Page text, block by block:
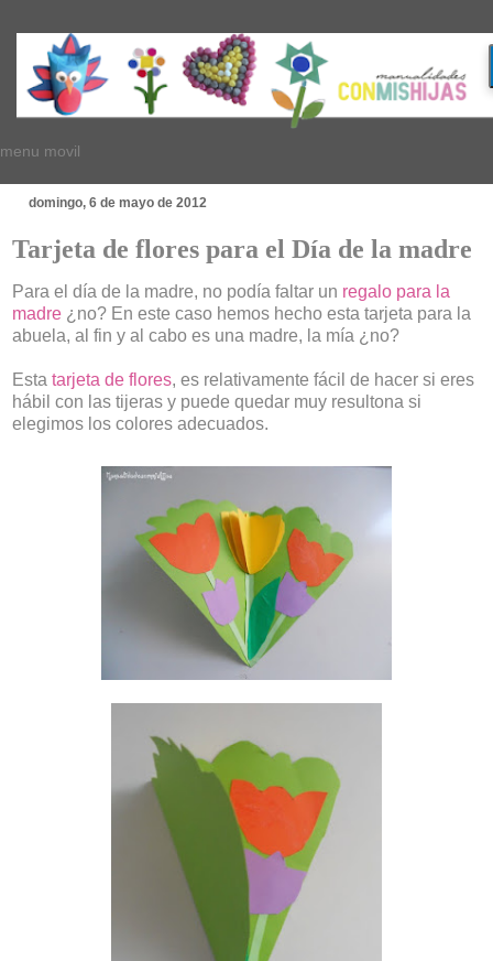
menu movil
domingo, 6 de mayo de 2012
Tarjeta de flores para el Día de la madre
Para el día de la madre, no podía faltar un regalo para la
madre ¿no? En este caso hemos hecho esta tarjeta para la
abuela, al fin y al cabo es una madre, la mía ¿no?
Esta tarjeta de flores, es relativamente fácil de hacer si eres
hábil con las tijeras y puede quedar muy resultona si
elegimos los colores adecuados.